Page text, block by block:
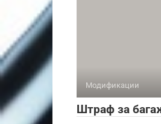
Модификации
Штраф за